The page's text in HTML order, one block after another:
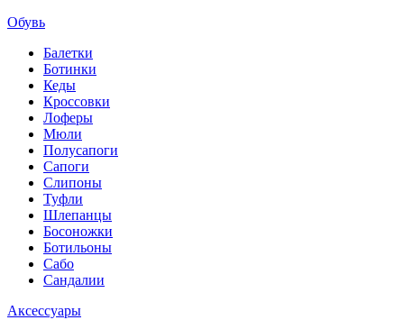
Обувь
Балетки
Ботинки
Кеды
Кроссовки
Лоферы
Мюли
Полусапоги
Сапоги
Слипоны
Туфли
Шлепанцы
Босоножки
Ботильоны
Сабо
Сандалии
Аксессуары